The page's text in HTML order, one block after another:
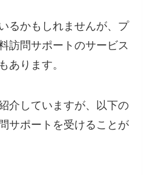
るかもしれませんが、プ
訪問サポートのサービス
あります。
介していますが、以下の
サポートを受けることが